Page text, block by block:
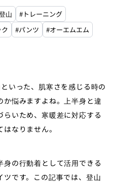
山
#トレーニング
#パンツ
#オーエムエム
いった、肌寒さを感じる時の
悩みますよね。上半身と違
いため、寒暖差に対応する
なりません。
の行動着として活用できる
です。この記事では、登山